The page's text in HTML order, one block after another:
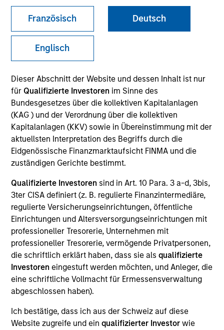
Französisch Deutsch
Englisch
Dieser Abschnitt der Website und dessen Inhalt ist nur
für Qualifizierte Investoren im Sinne des
Bundesgesetzes über die kollektiven Kapitalanlagen
(KAG ) und der Verordnung über die kollektiven
Kapitalanlagen (KKV) sowie in Übereinstimmung mit der
aktuellsten Interpretation des Begriffs durch die
Eidgenössische Finanzmarktaufsicht FINMA und die
zuständigen Gerichte bestimmt.
Qualifizierte Investoren sind in Art. 10 Para. 3 a-d, 3bis,
3ter CISA definiert (z. B. regulierte Finanzintermediäre,
regulierte Versicherungseinrichtungen, öffentliche
Einrichtungen und Altersversorgungseinrichtungen mit
professioneller Tresorerie, Unternehmen mit
professioneller Tresorerie, vermögende Privatpersonen,
die schriftlich erklärt haben, dass sie alsqualifizierte
Investoren eingestuft werden möchten, und Anleger, die
eine schriftliche Vollmacht für Ermessensverwaltung
abgeschlossen haben).
Ich bestätige, dass ich aus der Schweiz auf diese
Website zugreife und ein qualifizierter Investor wie
Mesa West Capital
platform with one of the longest track records in the
Chicago, San Francisco, and Houston, Mesa West has
been one of the leading providers of commercial real
estate debt since its founding in 2004. Mesa West
originates commercial real estate loans secured by
institutional quality properties throughout the United
States. Since inception, the firm has sourced and
closed more than 400 transactions totaling $27 billion.
Find out more at atmesawestcapital.com
Meet the Team
Raphael Fishbach
Managing Director
Managing Director